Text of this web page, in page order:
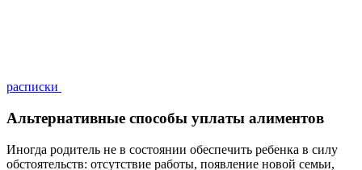
расписки
Альтернативные способы уплаты алиментов
Иногда родитель не в состоянии обеспечить ребенка в силу
обстоятельств: отсутствие работы, появление новой семьи,